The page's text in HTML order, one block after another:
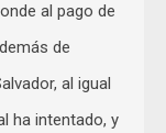
al pago de
de
al igual
ha intentado, y